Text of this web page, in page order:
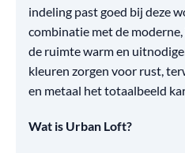
indeling past goed bij deze
combinatie met de
de ruimte warm en
kleuren zorgen voor rust,
en metaal het totaalbeeld
Wat is Urban Loft?